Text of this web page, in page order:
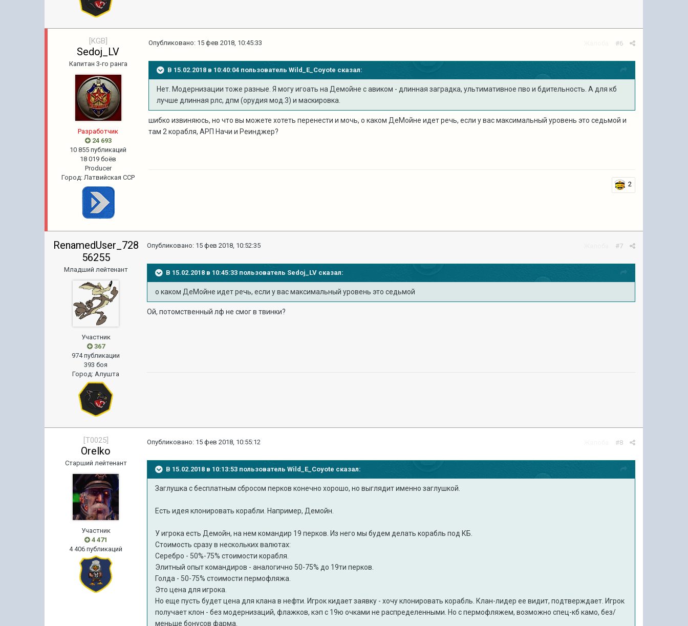
[KGB]
Sedoj_LV
Капитан 3-го ранга
Pазработчик
24 693
10 855 публикаций
18 019 боёв
Producer
Город:Латвийская ССР
#6
Опубликовано: 15 фев 2018, 10:45:33
В 15.02.2018 в 10:40:04 пользовательWild_E_Coyote сказал:
Нет. Модернизации тоже разные. Я могу игоать на Демойне с авиком - длинная заградка, ультимативное пво и бдительность. А для кб
лучше длинная рлс, дпм (орудия мод.3) и маскировка.
шибко извиняюсь, но что вы можете хотеть перенести и мочь, о каком ДеМойне идет речь, если у вас максимальный уровень это седьмой и
там 2 корабля, АРП Начи и Реинджер?
2
RenamedUser_728
56255
Младший лейтенант
Участник
367
974 публикации
393 боя
Город:Алушта
#7
Опубликовано: 15 фев 2018, 10:52:35
В 15.02.2018 в 10:45:33 пользователь Sedoj_LV сказал:
о каком ДеМойне идет речь, если у вас максимальный уровень это седьмой
Ой, потомственный лф не смог в твинки?
[T0025]
Orelko
Старший лейтенант
Участник
4 471
4 406 публикаций
#8
Опубликовано: 15 фев 2018, 10:55:12
В 15.02.2018 в 10:13:53 пользовательWild_E_Coyote сказал:
Заглушка с бесплатным сбросом перков конечно хорошо, но выглядит именно заглушкой.
Есть идея клонировать корабли. Например, Демойн.
У игрока есть Демойн, на нем командир 19 перков. Из него мы будем делать корабль под КБ.
Стоимость сразу в нескольких валютах:
Серебро - 50%-75% стоимости корабля.
Элитный опыт командиров - аналогично 50-75% до 19ти перков.
Голда - 50-75% стоимости пермофляжа.
Это цена для игрока.
Но еще пусть будет цена для клана в нефти. Игрок кидает заявку - хочу клонировать корабль. Клан-лидер ее видит, подтверждает. Игрок
получает клон - без модернизаций, флажков, кэп с 19ю очками не распределенными. Но с пермофляжем, возможно спец-кб камо, без/
меньше бонусов фарма.